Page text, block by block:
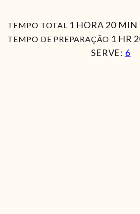
TEMPO TOTAL 1 HORA
HORA 20MIN
MIN
TEMPO DE PREPARAÇÃO 1 HR
SERVE: 6